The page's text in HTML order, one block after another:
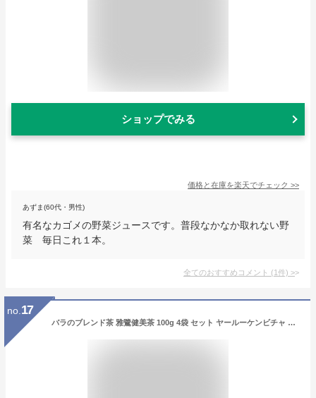
ショップでみる
価格と在庫を楽天でチェック >>
あずま(60代・男性)
有名なカゴメの野菜ジュースです。普段なかなか取れない野
菜 毎日これ１本。
全てのおすすめコメント (1件) >
no. 17
バラのブレンド茶 雅鷺健美茶 100g 4袋 セット ヤールーケンビチャ お茶 ローズティー 高級 茶葉 安渓鉄観音茶 miyabi